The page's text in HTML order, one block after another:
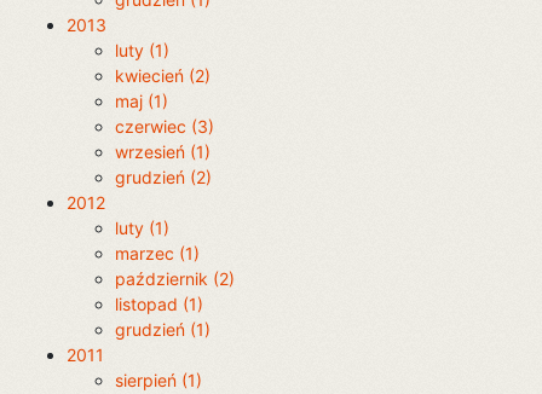
2013
luty (1)
kwiecień (2)
maj (1)
czerwiec (3)
wrzesień (1)
grudzień (2)
2012
luty (1)
marzec (1)
październik (2)
listopad (1)
grudzień (1)
2011
sierpień (1)